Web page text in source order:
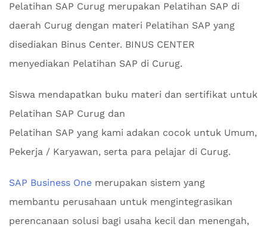
Pelatihan SAP Curug merupakan Pelatihan SAP di
daerah Curug dengan materi Pelatihan SAP yang
disediakan Binus Center. BINUS CENTER
menyediakan Pelatihan SAP di Curug.
Siswa mendapatkan buku materi dan sertifikat untuk
Pelatihan SAP Curug dan
Pelatihan SAP yang kami adakan cocok untuk Umum,
Pekerja / Karyawan, serta para pelajar di Curug.
SAP Business One merupakan sistem yang
membantu perusahaan untuk mengintegrasikan
perencanaan solusi bagi usaha kecil dan menengah,